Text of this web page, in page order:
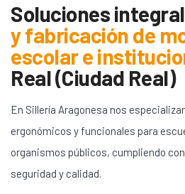
Soluciones
y fabricación de
escolar e
Real (Ciudad Real)
En Sillería Aragonesa nos
ergonómicos y funcionales para
organismos públicos, cumpliendo
seguridad y calidad.